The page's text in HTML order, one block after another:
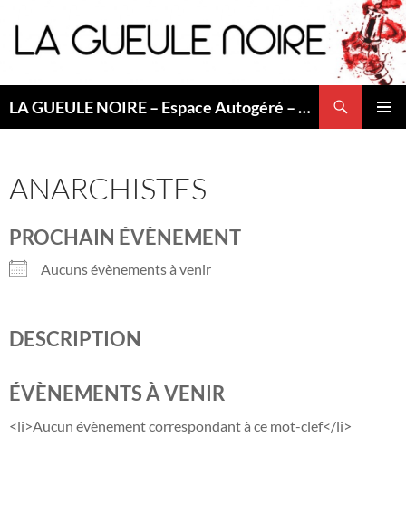
au
contenu
LA GUEULE NOIRE – Espace Autogéré – Saint Etienne
ANARCHISTES
PROCHAIN ÉVÈNEMENT
Aucuns évènements à venir
DESCRIPTION
ÉVÈNEMENTS À VENIR
<li>Aucun évènement correspondant à ce mot-clef</li>